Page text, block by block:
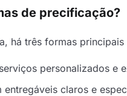
de precificação?
há três formas
personalizados e
entregáveis claros e